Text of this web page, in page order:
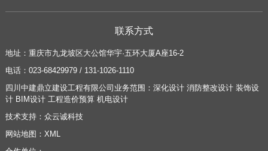
联系方式
地址： 重庆市九龙坡区大公馆华宇·五环大厦A座16-2
电话： 023-68429979 / 131-1026-1110
四川中建鼎立建设工程有限公司业务范围： 深化设计 消防整改设计 装饰设
计 BIM设计 工程造价预算 机电设计
技术支持： 众云诚科技
网站地图： XML